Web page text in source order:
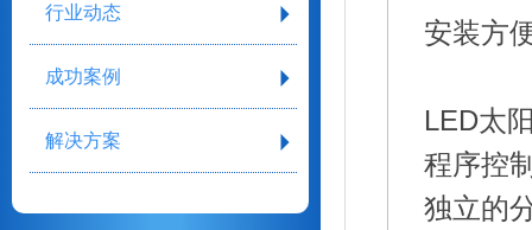
行业动态
成功案例
解决方案
LED太
程序控
独立的